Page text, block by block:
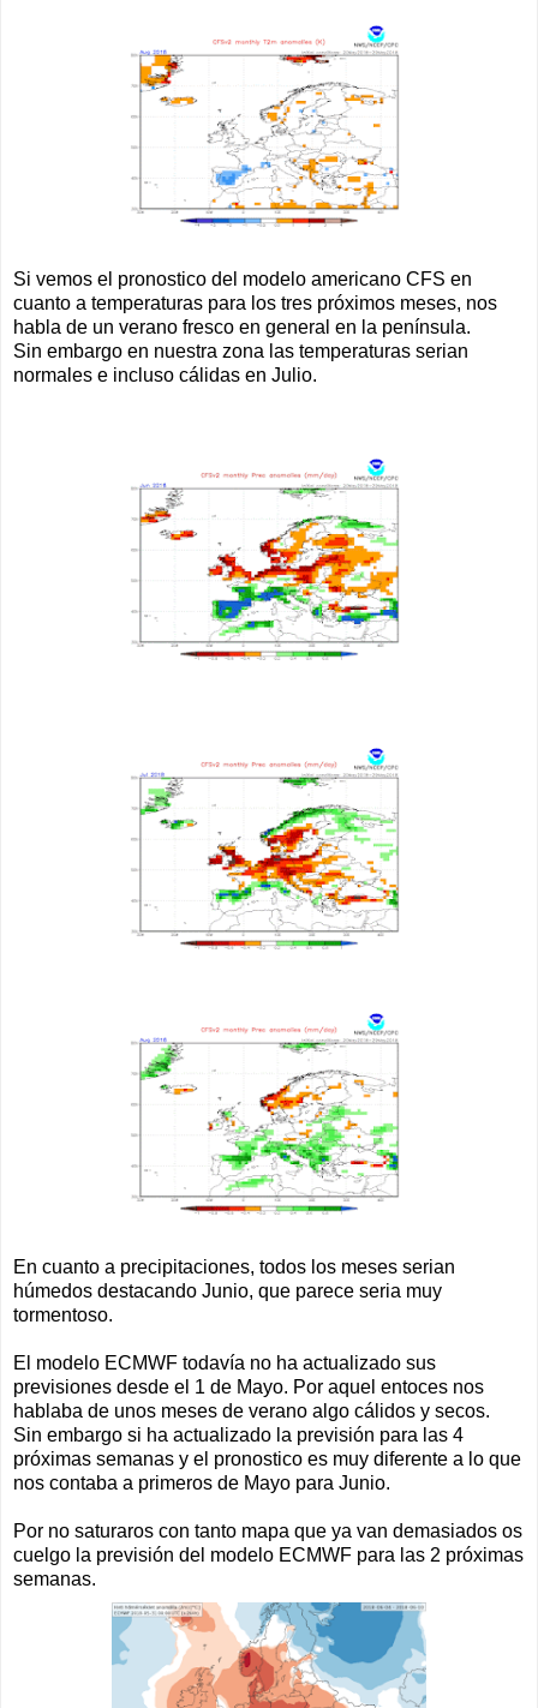
Si vemos el pronostico del modelo americano CFS en
cuanto a temperaturas para los tres próximos meses, nos
habla de un verano fresco en general en la península.
Sin embargo en nuestra zona las temperaturas serian
normales e incluso cálidas en Julio.
En cuanto a precipitaciones, todos los meses serian
húmedos destacando Junio, que parece seria muy
tormentoso.
El modelo ECMWF todavía no ha actualizado sus
previsiones desde el 1 de Mayo. Por aquel entoces nos
hablaba de unos meses de verano algo cálidos y secos.
Sin embargo si ha actualizado la previsión para las 4
próximas semanas y el pronostico es muy diferente a lo que
nos contaba a primeros de Mayo para Junio.
Por no saturaros con tanto mapa que ya van demasiados os
cuelgo la previsión del modelo ECMWF para las 2 próximas
semanas.